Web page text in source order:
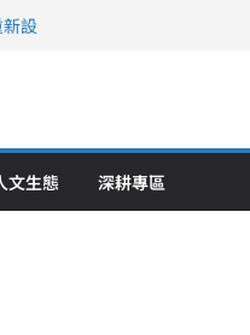
設
暨雙
文生態 深耕專區